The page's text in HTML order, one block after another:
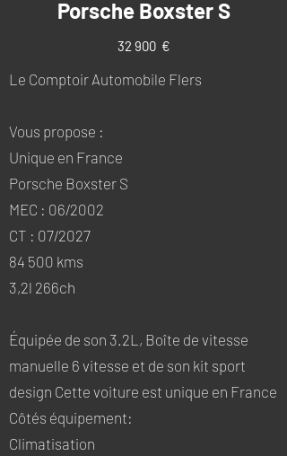
Porsche Boxster S
32 900 €
Le Comptoir Automobile Flers
Vous propose :
Unique en France
Porsche Boxster S
MEC : 06/2002
CT : 07/2027
84 500 kms
3,2l 266ch
Équipée de son 3.2L, Boîte de vitesse
manuelle 6 vitesse et de son kit sport
design Cette voiture est unique en France
Côtés équipement:
Climatisation